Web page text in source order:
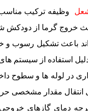
وظیفه ترکیب
گرما از دودکش شده
باعث تشکیل رسوب و
استفاده از سیستم
در لوله ها و سطوح
مقدار مشخصی
دمای گازهای خروجی